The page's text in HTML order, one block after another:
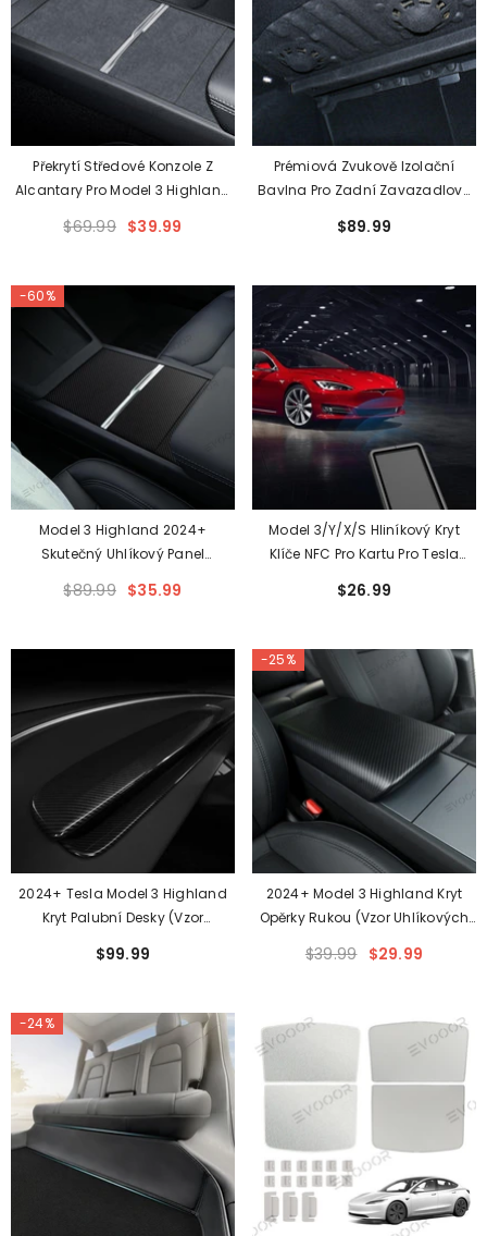
Překrytí Středové Konzole Z
Alcantary Pro Model 3 Highland
$69.99 $39.99
Prémiová Zvukově Izolační
Bavlna Pro Zadní Zavazadlový
2024+ - Zlepšená Redukce
$89.99
-60%
Model 3 Highland 2024+
Skutečný Uhlíkový Panel
$89.99 $35.99
Model 3/Y/X/S Hliníkový Kryt
Klíče NFC Pro Kartu Pro Tesla
$26.99
2024+ Tesla Model 3 Highland
Kryt Palubní Desky (Vzor
$99.99
-25%
2024+ Model 3 Highland Kryt
Opěrky Rukou (vzor Uhlíkových
$39.99 $29.99
-24%